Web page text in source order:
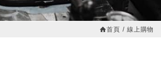
首頁 線上購物